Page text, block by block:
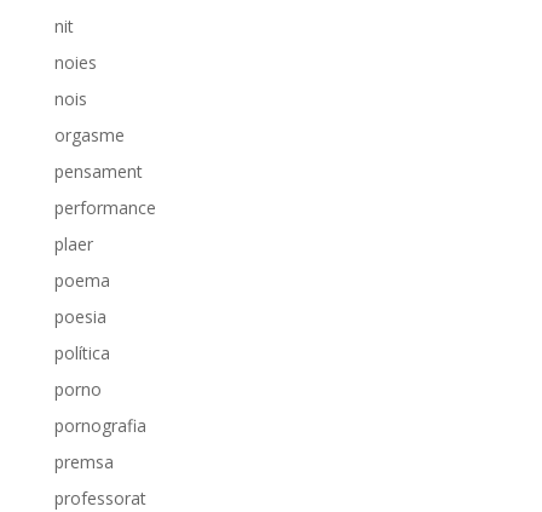
nit
noies
nois
orgasme
pensament
performance
plaer
poema
poesia
política
porno
pornografia
premsa
professorat